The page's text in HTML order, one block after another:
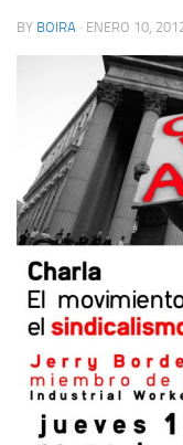
BY BOIRA · ENERO 10,